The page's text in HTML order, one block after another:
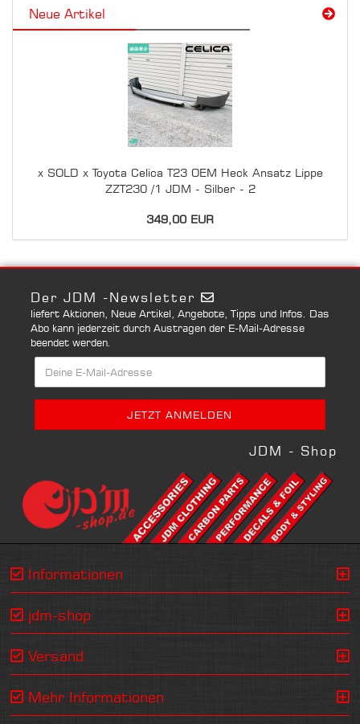
Neue Artikel
x SOLD x Toyota Celica T23 OEM Heck Ansatz Lippe
ZZT230 /1 JDM - Silber - 2
349,00 EUR
Der JDM -Newsletter
liefert Aktionen, Neue Artikel, Angebote, Tipps und Infos. Das
Abo kann jederzeit durch Austragen der E-Mail-Adresse
beendet werden.
JDM - Shop
Informationen
jdm-shop
Versand
Mehr Informationen